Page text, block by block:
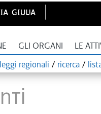
GLI ORGANI LE
leggi regionali / ricerca /